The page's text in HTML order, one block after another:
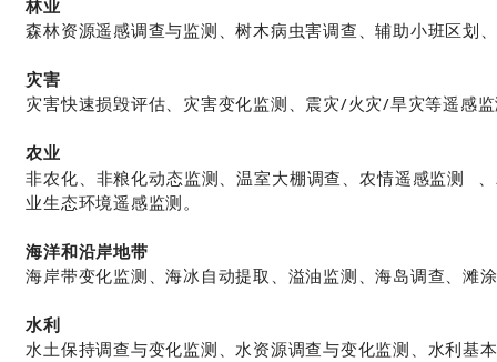
林业
森林资源遥感调查与监测、树木病虫害调查、辅助小班区划
灾害
灾害快速损毁评估、灾害变化监测、震灾/火灾/旱灾等遥感
农业
非农化、非粮化动态监测、温室大棚调查、农情遥感监测
业生态环境遥感监测。
海洋和沿岸地带
海岸带变化监测、海冰自动提取、溢油监测、海岛调查、滩
水利
水土保持调查与变化监测、水资源调查与变化监测、水利基